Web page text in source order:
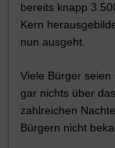
bereits knapp
Kern
nun ausgeht.
Viele Bürger
gar nichts über
zahlreichen
Bürgern nicht